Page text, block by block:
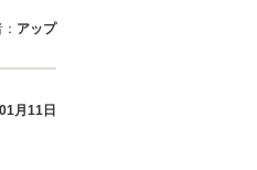
アップ
月11日